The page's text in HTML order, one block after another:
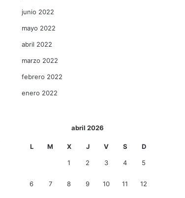
junio 2022
mayo 2022
abril 2022
marzo 2022
febrero 2022
enero 2022
abril 2026
L M X J V S D
1 2 3 4 5
6 7 8 9 10 11 12